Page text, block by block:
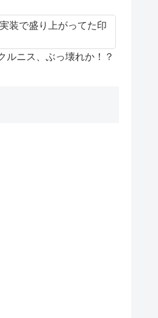
装で盛り上がってた印
ルニス、ぶっ壊れか！？